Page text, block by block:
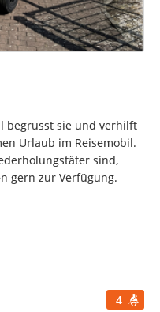
begrüsst sie und verhilft
Urlaub im Reisemobil.
sind,
gern zur Verfügung.
4